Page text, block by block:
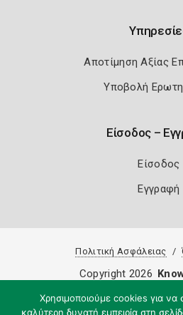
Αποτίμηση Αξίας
Υποβολή
Είσοδος –
Είσοδος
Εγγραφή
Πολιτική Ασφάλειας
Χρησιμοποιούμε cookies για
καλύτερη δυνατή εμπειρία στη
Copyright 2026